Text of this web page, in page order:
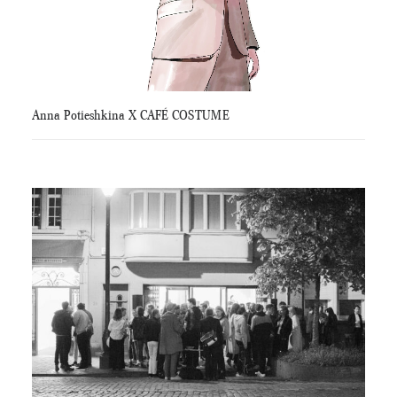
Anna Potieshkina X CAFÉ COSTUME